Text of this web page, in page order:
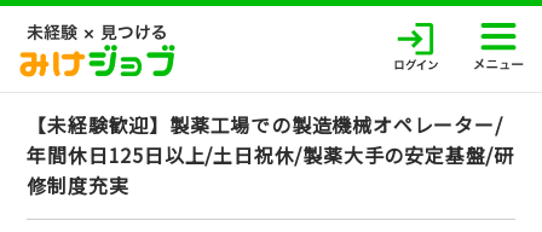
【未経験歓迎】製薬工場での製造機械オペレーター/
年間休日125日以上/土日祝休/製薬大手の安定基盤/研
修制度充実